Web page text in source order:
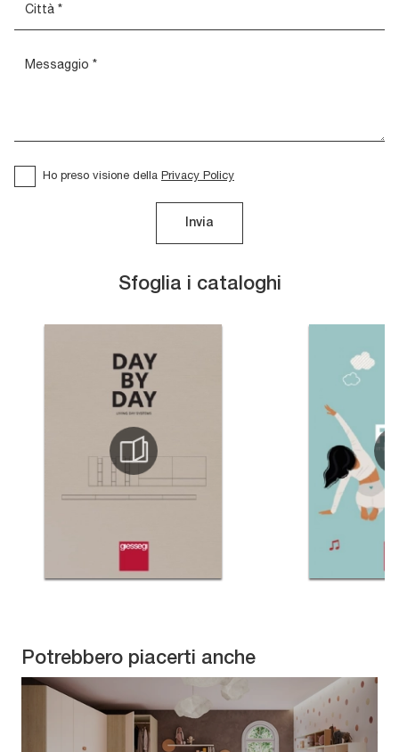
Sfoglia i cataloghi
Ho preso visione della Privacy Policy
Invia
Potrebbero piacerti anche